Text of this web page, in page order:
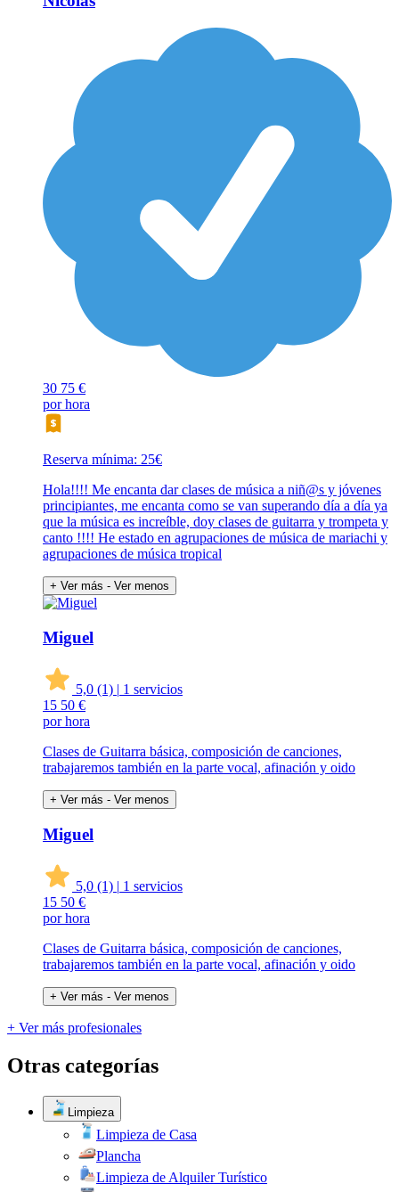
30 75 €
por hora
Reserva mínima: 25€
Hola!!!! Me encanta dar clases de música a niñ@s y jóvenes
principiantes, me encanta como se van superando día a día ya
que la música es increíble, doy clases de guitarra y trompeta y
canto !!!! He estado en agrupaciones de música de mariachi y
agrupaciones de música tropical
+ Ver más - Ver menos
Miguel
5,0 (1) | 1 servicios
15 50 €
por hora
Clases de Guitarra básica, composición de canciones,
trabajaremos también en la parte vocal, afinación y oido
+ Ver más - Ver menos
Miguel
5,0 (1) | 1 servicios
15 50 €
por hora
Clases de Guitarra básica, composición de canciones,
trabajaremos también en la parte vocal, afinación y oido
+ Ver más - Ver menos
+ Ver más profesionales
Otras categorías
Limpieza
Limpieza de Casa
Plancha
Limpieza de Alquiler Turístico